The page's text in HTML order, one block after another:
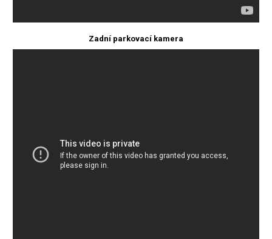
Zadní parkovací kamera